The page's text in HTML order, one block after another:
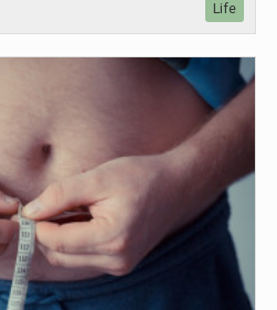
Life